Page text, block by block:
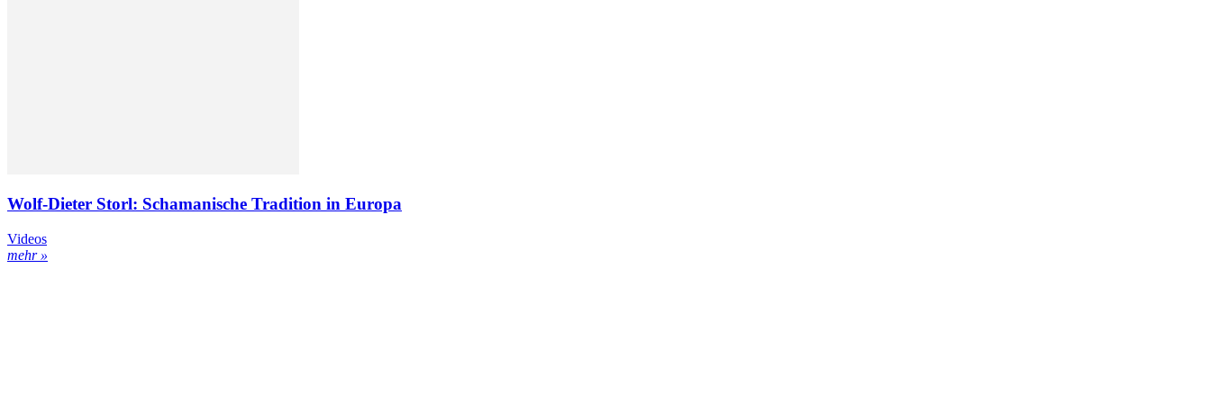
Wolf-Dieter Storl: Schamanische Tradition in Europa
Videos
mehr »